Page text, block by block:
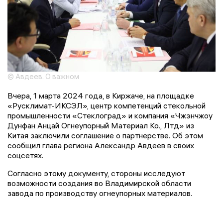
© Авдеев. О важном
Вчера, 1 марта 2024 года, в Киржаче, на площадке
«Русклимат-ИКСЭЛ», центр компетенций стекольной
промышленности «Стеклоград» и компания «Чжэнчжоу
Дунфан Анцай Огнеупорный Материал Ко., Лтд» из
Китая заключили соглашение о партнерстве. Об этом
сообщил глава региона Александр Авдеев в своих
соцсетях.
Согласно этому документу, стороны исследуют
возможности создания во Владимирской области
завода по производству огнеупорных материалов.